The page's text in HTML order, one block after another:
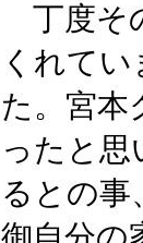
丁度そ
くれて
た。宮本
ったと思
るとの事